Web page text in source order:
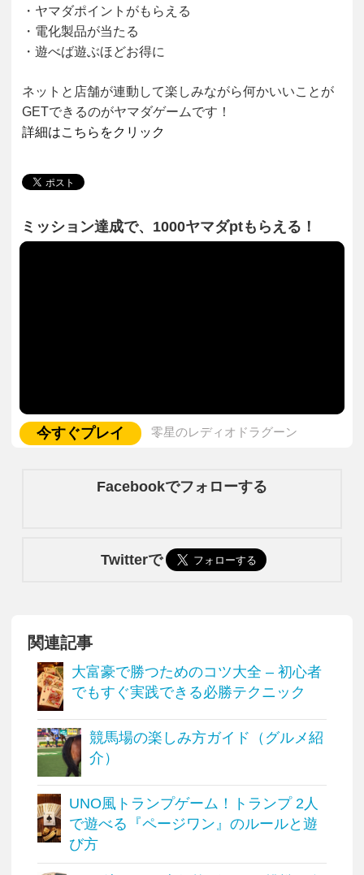
・ヤマダポイントがもらえる
・電化製品が当たる
・遊べば遊ぶほどお得に
ネットと店舗が連動して楽しみながら何かいいことが
GETできるのがヤマダゲームです！
詳細はこちらをクリック
ミッション達成で、1000ヤマダptもらえる！
今すぐプレイ 零星のレディオドラグーン
Facebookでフォローする
Twitterで
関連記事
大富豪で勝つためのコツ大全 – 初心者
でもすぐ実践できる必勝テクニック
競馬場の楽しみ方ガイド（グルメ紹
介）
UNO風トランプゲーム！トランプ 2人
で遊べる『ページワン』のルールと遊
び方